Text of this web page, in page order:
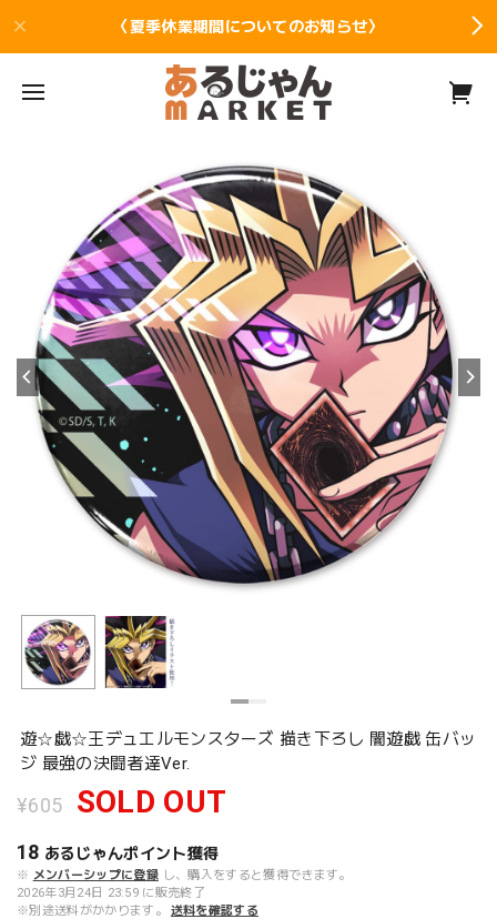
〈夏季休業期間についてのお知らせ〉
遊☆戯☆王デュエルモンスターズ 描き下ろし 闇遊戯 缶バッ
ジ 最強の決闘者達Ver.
¥605 SOLD OUT
18 あるじゃんポイント獲得
※ メンバーシップに登録 し、購入をすると獲得できます。
2026年3月24日 23:59 に販売終了
※別途送料がかかります。
送料を確認する